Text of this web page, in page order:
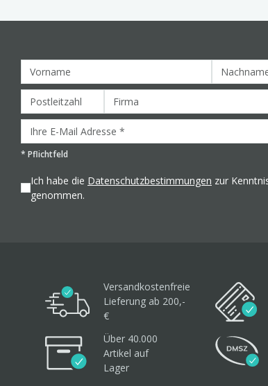
* Pflichtfeld
Ich habe die Datenschutzbestimmungen zur
genommen.
Versandkostenfreie
Lieferung ab 200,-
€
Über 40.000
Artikel auf
Lager